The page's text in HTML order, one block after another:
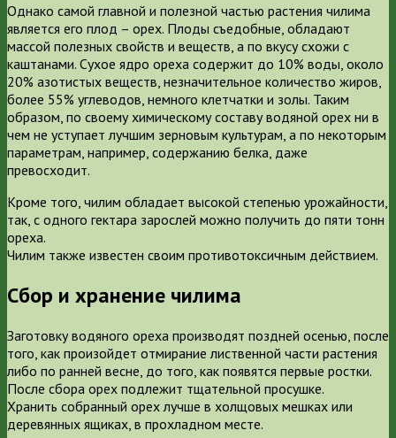
Однако самой главной и полезной частью растения чилима
является его плод – орех. Плоды съедобные, обладают
массой полезных свойств и веществ, а по вкусу схожи с
каштанами. Сухое ядро ореха содержит до 10% воды, около
20% азотистых веществ, незначительное количество жиров,
более 55% углеводов, немного клетчатки и золы. Таким
образом, по своему химическому составу водяной орех ни в
чем не уступает лучшим зерновым культурам, а по некоторым
параметрам, например, содержанию белка, даже
превосходит.
Кроме того, чилим обладает высокой степенью урожайности,
так, с одного гектара зарослей можно получить до пяти тонн
ореха.
Чилим также известен своим противотоксичным действием.
Сбор и хранение чилима
Заготовку водяного ореха производят поздней осенью, после
того, как произойдет отмирание лиственной части растения
либо по ранней весне, до того, как появятся первые ростки.
После сбора орех подлежит тщательной просушке.
Хранить собранный орех лучше в холщовых мешках или
деревянных ящиках, в прохладном месте.